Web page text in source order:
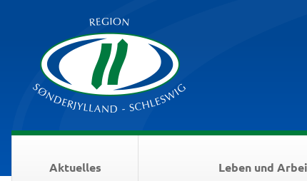
Aktuelles Leben und